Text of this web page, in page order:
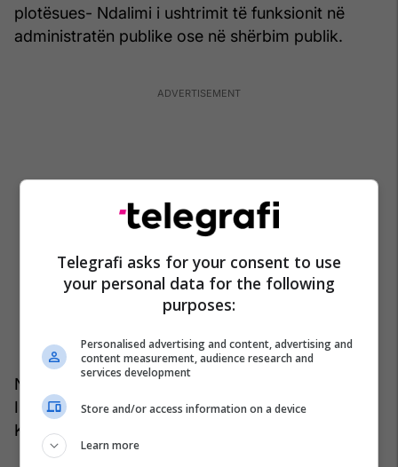
plotësues- Ndalimi i ushtrimit të funksionit në
administratën publike ose në shërbim publik.
Ndryshe, Shala ishte ministër i Tregtisë dhe
Industrisë në periudhën 2018-2020, kurse
Krasniqi në periudhën qershor 2020- mars 2021.
Telegrafi asks for your consent to use
your personal data for the following
purposes:
Personalised advertising and content, advertising and
content measurement, audience research and
services development
Store and/or access information on a device
Learn more